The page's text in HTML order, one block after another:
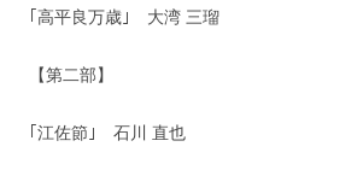
｢高平良万歳｣ 大湾 三瑠
【第二部】
｢江佐節｣ 石川 直也